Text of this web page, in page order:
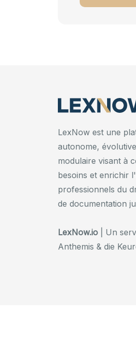
LexNow est une
autonome,
modulaire visant à
besoins et enrichir
professionnels du
de documentation
LexNow.io | Un
Anthemis & die